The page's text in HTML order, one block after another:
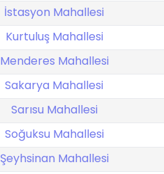
İstasyon Mahallesi
Kurtuluş Mahallesi
Menderes Mahallesi
Sakarya Mahallesi
Sarısu Mahallesi
Soğuksu Mahallesi
Şeyhsinan Mahallesi